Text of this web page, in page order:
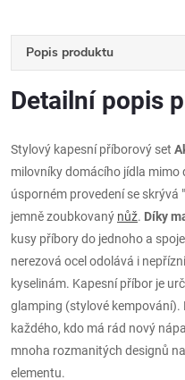
Popis produktu
Detailní popis
Stylový kapesní příborový set
milovníky domácího jídla mimo
úsporném provedení se skrývá
jemně zoubkovaný nůž. Díky
kusy příbory do jednoho a
nerezová ocel odolává i
kyselinám. Kapesní příbor je
glamping (stylové kempování).
každého, kdo má rád nový
mnoha rozmanitých designů
elementu.